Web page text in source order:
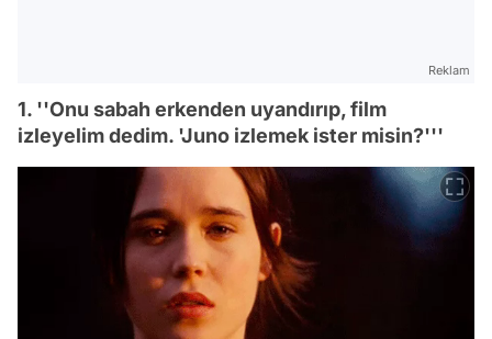
Reklam
1. ''Onu sabah erkenden uyandırıp, film
izleyelim dedim. 'Juno izlemek ister misin?'''